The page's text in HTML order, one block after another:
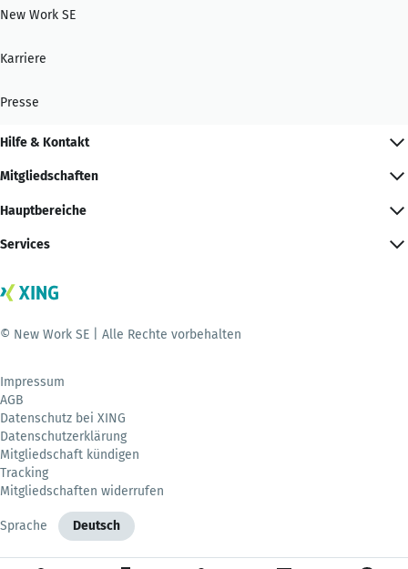
New Work SE
Karriere
Presse
Hilfe & Kontakt
Mitgliedschaften
Hauptbereiche
Services
© New Work SE | Alle Rechte vorbehalten
Impressum
AGB
Datenschutz bei XING
Datenschutzerklärung
Mitgliedschaft kündigen
Tracking
Mitgliedschaften widerrufen
Sprache Deutsch